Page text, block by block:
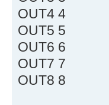
OUT4 4
OUT5 5
OUT6 6
OUT7 7
OUT8 8